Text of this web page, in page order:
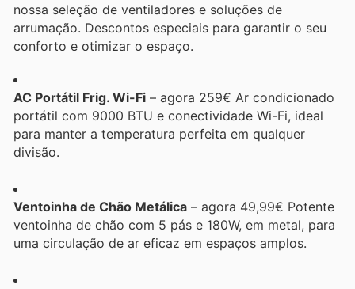
nossa seleção de ventiladores e soluções de
arrumação. Descontos especiais para garantir o seu
conforto e otimizar o espaço.
AC Portátil Frig. Wi-Fi – agora 259€ Ar condicionado
portátil com 9000 BTU e conectividade Wi-Fi, ideal
para manter a temperatura perfeita em qualquer
divisão.
Ventoinha de Chão Metálica – agora 49,99€ Potente
ventoinha de chão com 5 pás e 180W, em metal, para
uma circulação de ar eficaz em espaços amplos.